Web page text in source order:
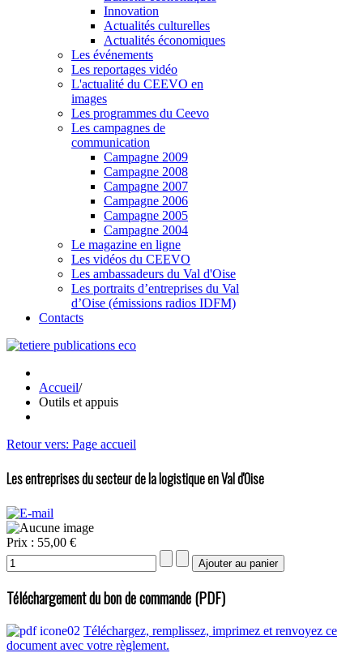
Innovation
Actualités culturelles
Actualités économiques
Les événements
Les reportages vidéo
L'actualité du CEEVO en
images
Les programmes du Ceevo
Les campagnes de
communication
Campagne 2009
Campagne 2008
Campagne 2007
Campagne 2006
Campagne 2005
Campagne 2004
Le magazine en ligne
Les vidéos du CEEVO
Les ambassadeurs du Val d'Oise
Les portraits d’entreprises du Val
d’Oise (émissions radios IDFM)
Contacts
Accueil/
Outils et appuis
Retour vers: Page accueil
Les entreprises du secteur de la logistique en Val d'Oise
Prix : 55,00 €
Téléchargement du bon de commande (PDF)
Téléchargez, remplissez, imprimez et renvoyez ce
document avec votre règlement.